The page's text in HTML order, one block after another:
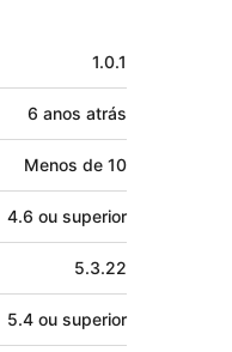
1.0.1
6 anos atrás
Menos de 10
4.6 ou superior
5.3.22
5.4 ou superior